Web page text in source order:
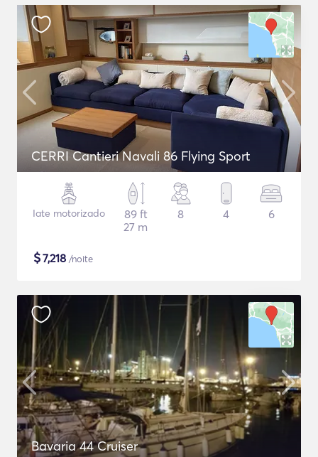
CERRI Cantieri Navali 86 Flying Sport
Iate motorizado
89 ft
27 m
8 4 6
$7,218 /noite
Bavaria 44 Cruiser